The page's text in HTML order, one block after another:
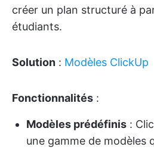
créer un plan structuré à
étudiants.
Solution : Modèles ClickUp
Fonctionnalités :
Modèles prédéfinis :
une gamme de modèles